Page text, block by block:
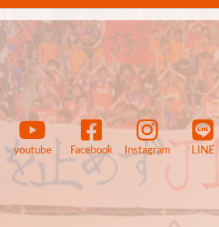
youtube Facebook Instagram LINE